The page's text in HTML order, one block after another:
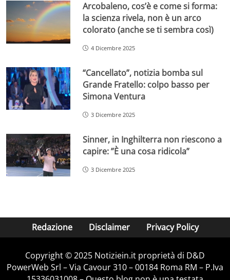
Arcobaleno, cos’è e come si forma:
la scienza rivela, non è un arco
colorato (anche se ti sembra così)
4 Dicembre 2025
“Cancellato”, notizia bomba sul
Grande Fratello: colpo basso per
Simona Ventura
3 Dicembre 2025
Sinner, in Inghilterra non riescono a
capire: ”È una cosa ridicola”
3 Dicembre 2025
Redazione Disclaimer Privacy Policy
Copyright © 2025 Notiziein.it proprietà di D&D
PowerWeb Srl – Via Cavour 310 – 00184 Roma RM – P.Iva